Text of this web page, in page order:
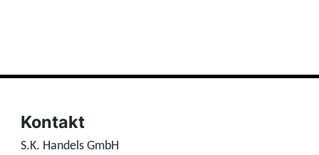
Kontakt
S.K. Handels GmbH